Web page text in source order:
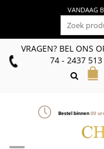
VANDAAG
VRAGEN? BEL ONS
74 - 2437 513
Bestel binnen00